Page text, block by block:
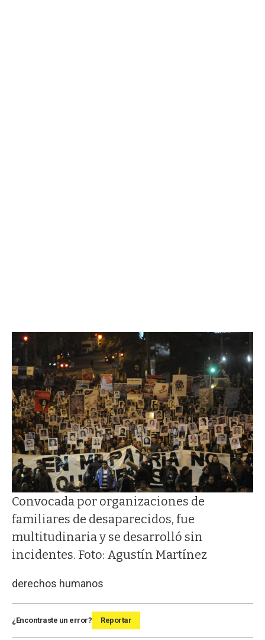
Convocada por organizaciones de
familiares de desaparecidos, fue
multitudinaria y se desarrolló sin
incidentes. Foto: Agustín Martínez
derechos humanos
¿Encontraste un error? Reportar